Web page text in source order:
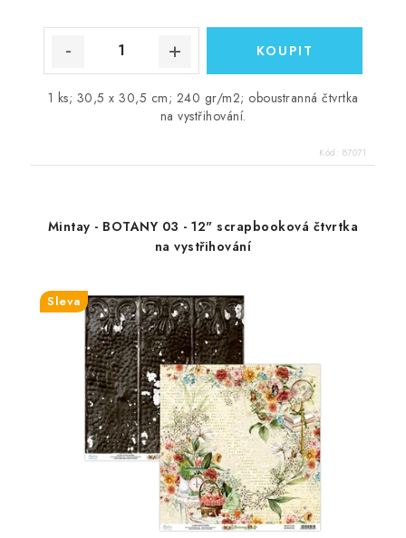
1 ks; 30,5 x 30,5 cm; 240 gr/m2; oboustranná čtvrtka
na vystřihování.
Kód: 87071
Mintay - BOTANY 03 - 12" scrapbooková čtvrtka
na vystřihování
Sleva